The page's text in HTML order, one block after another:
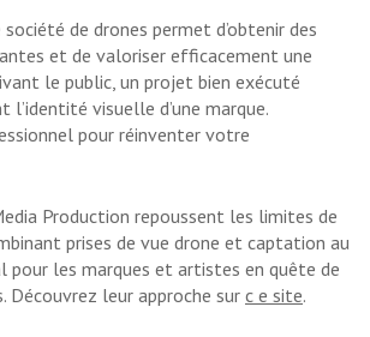
de drones permet d’obtenir des
et de valoriser efficacement une
le public, un projet bien exécuté
l’identité visuelle d’une marque.
pour réinventer votre
Production repoussent les limites de
prises de vue drone et captation au
pour les marques et artistes en quête de
Découvrez leur approche sur c e site.